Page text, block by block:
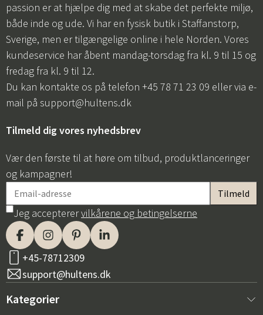
passion er at hjælpe dig med at skabe det perfekte miljø,
både inde og ude. Vi har en fysisk butik i Staffanstorp,
Sverige, men er tilgængelige online i hele Norden. Vores
kundeservice har åbent mandag-torsdag fra kl. 9 til 15 og
fredag fra kl. 9 til 12.
Du kan kontakte os på telefon +45 78 71 23 09 eller via e-
mail på support@hultens.dk
Tilmeld dig vores nyhedsbrev
Vær den første til at høre om tilbud, produktlanceringer
og kampagner!
Jeg accepterervilkårene og betingelserne
+45-78712309
support@hultens.dk
Kategorier